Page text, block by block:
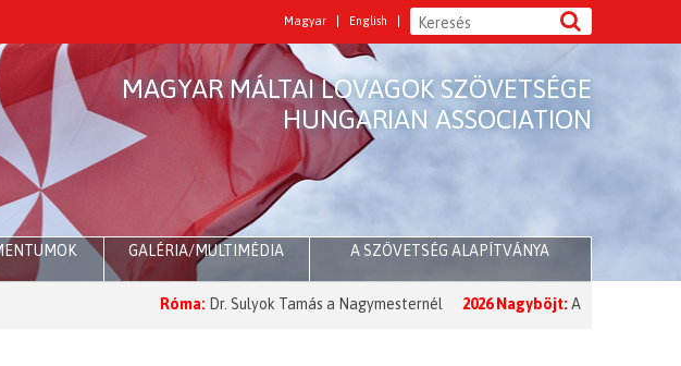
Magyar English
MAGYAR MÁLTAI LOVAGOK SZÖVETSÉGE
HUNGARIAN ASSOCIATION
GALÉRIA/MULTIMÉDIA A SZÖVETSÉG ALAPÍTVÁNYA
Dr. Sulyok Tamás a Nagymesternél 2026 Nagyböjt: A Nagymester üzenete a